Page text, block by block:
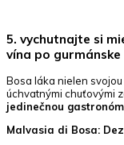
5. vychutnajte si
vína po
Bosa láka nielen
úchvatnými chuťovými
jedinečnou
Malvasia di Bosa: